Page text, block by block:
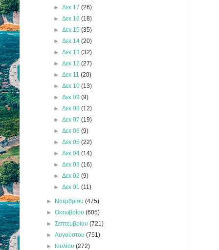
► Δεκ 17 (26)
► Δεκ 16 (18)
► Δεκ 15 (35)
► Δεκ 14 (20)
► Δεκ 13 (32)
► Δεκ 12 (27)
► Δεκ 11 (20)
► Δεκ 10 (13)
► Δεκ 09 (9)
► Δεκ 08 (12)
► Δεκ 07 (19)
► Δεκ 06 (9)
► Δεκ 05 (22)
► Δεκ 04 (14)
► Δεκ 03 (16)
► Δεκ 02 (9)
► Δεκ 01 (11)
► Νοεμβρίου(475)
►Οκτωβρίου(605)
►Σεπτεμβρίου(721)
►Αυγούστου(751)
► Ιουλίου(272)